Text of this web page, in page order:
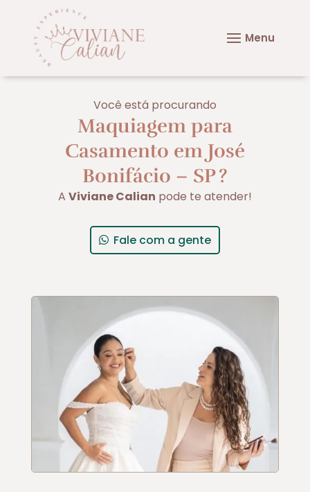
Você está procurando
Maquiagem para
Casamento em José
Bonifácio – SP?
A Viviane Calian pode te atender!
Fale com a gente